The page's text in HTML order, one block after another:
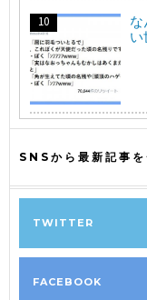
な
SNSから最新記事を
TWITTER
FACEBOOK